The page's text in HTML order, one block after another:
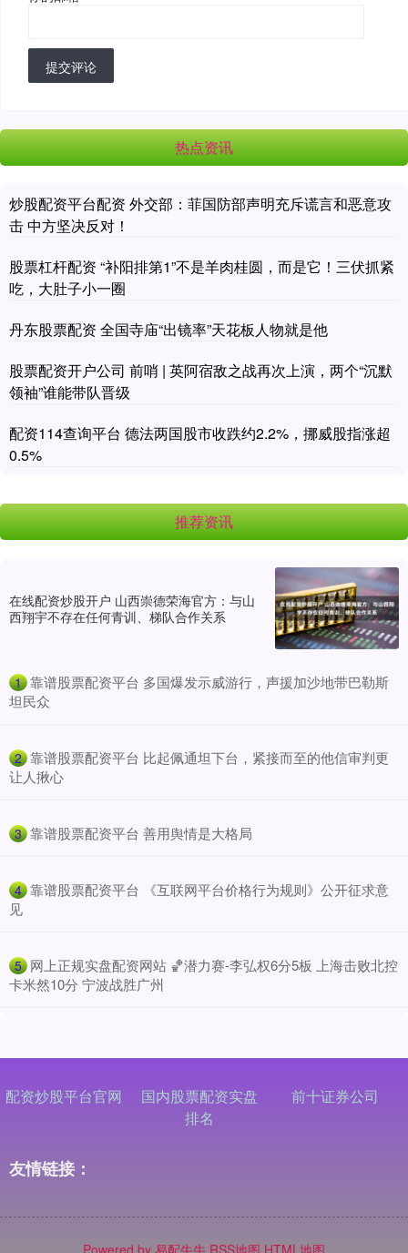
提交评论
热点资讯
炒股配资平台配资 外交部：菲国防部声明充斥谎言和恶意攻
击 中方坚决反对！
股票杠杆配资 “补阳排第1”不是羊肉桂圆，而是它！三伏抓紧
吃，大肚子小一圈
丹东股票配资 全国寺庙“出镜率”天花板人物就是他
股票配资开户公司 前哨 | 英阿宿敌之战再次上演，两个“沉默
领袖”谁能带队晋级
配资114查询平台 德法两国股市收跌约2.2%，挪威股指涨超
0.5%
推荐资讯
在线配资炒股开户 山西崇德荣海官方：与山
西翔宇不存在任何青训、梯队合作关系
1 ​靠谱股票配资平台 多国爆发示威游行，声援加沙地带巴勒斯
坦民众
2 ​靠谱股票配资平台 比起佩通坦下台，紧接而至的他信审判更
让人揪心
3 ​靠谱股票配资平台 善用舆情是大格局
4 ​靠谱股票配资平台 《互联网平台价格行为规则》公开征求意
见
5 ​网上正规实盘配资网站 🏀潜力赛-李弘权6分5板 上海击败北控
卡米然10分 宁波战胜广州
配资炒股平台官网
国内股票配资实盘
排名
前十证券公司
友情链接：